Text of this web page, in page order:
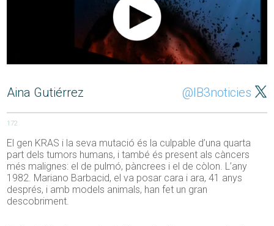
Aina Gutiérrez @IB3noticies
172
El gen KRAS i la seva mutació és la culpable d’una quarta
part dels tumors humans, i també és present als càncers
més malignes: el de pulmó, pàncrees i el de còlon. L’any
1982. Mariano Barbacid, el va posar cara i ara, 41 anys
després, i amb models animals, han fet un gran
descobriment.